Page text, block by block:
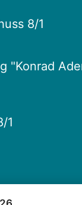
8/1
"Konrad
1